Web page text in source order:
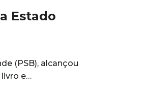
Estado
(PSB), alcançou
e…